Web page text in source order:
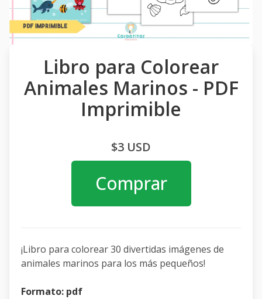
Libro para Colorear
Animales Marinos - PDF
Imprimible
$3 USD
Comprar
¡Libro para colorear 30 divertidas imágenes de
animales marinos para los más pequeños!
Formato: pdf